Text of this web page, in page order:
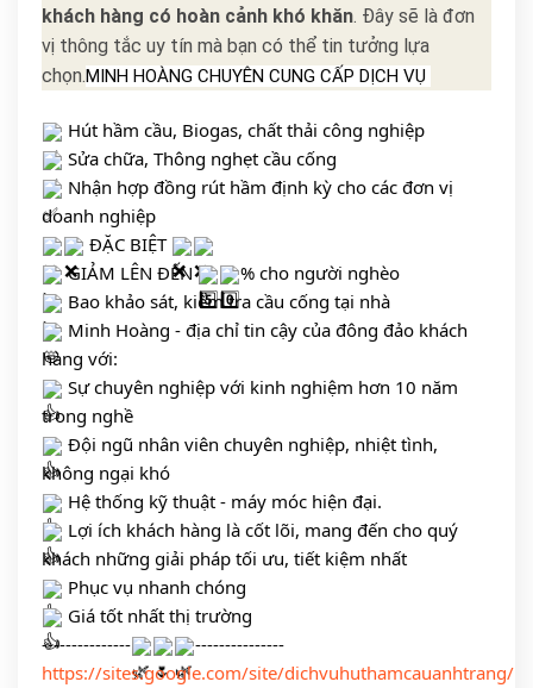
khách hàng có hoàn cảnh khó khăn. Đây sẽ là đơn
vị thông tắc uy tín mà bạn có thể tin tưởng lựa
chọn.MINH HOÀNG CHUYÊN CUNG CẤP DỊCH VỤ
Hút hầm cầu, Biogas, chất thải công nghiệp
Sửa chữa, Thông nghẹt cầu cống
Nhận hợp đồng rút hầm định kỳ cho các đơn vị
doanh nghiệp
ĐẶC BIỆT
GIẢM LÊN ĐẾN
% cho người nghèo
Bao khảo sát, kiểm tra cầu cống tại nhà
Minh Hoàng - địa chỉ tin cậy của đông đảo khách
hàng với:
Sự chuyên nghiệp với kinh nghiệm hơn 10 năm
trong nghề
Đội ngũ nhân viên chuyên nghiệp, nhiệt tình,
không ngại khó
Hệ thống kỹ thuật - máy móc hiện đại.
Lợi ích khách hàng là cốt lõi, mang đến cho quý
khách những giải pháp tối ưu, tiết kiệm nhất
Phục vụ nhanh chóng
Giá tốt nhất thị trường
---------------
---------------
https://sites.google.com/site/dichvuhuthamcauanhtrang/